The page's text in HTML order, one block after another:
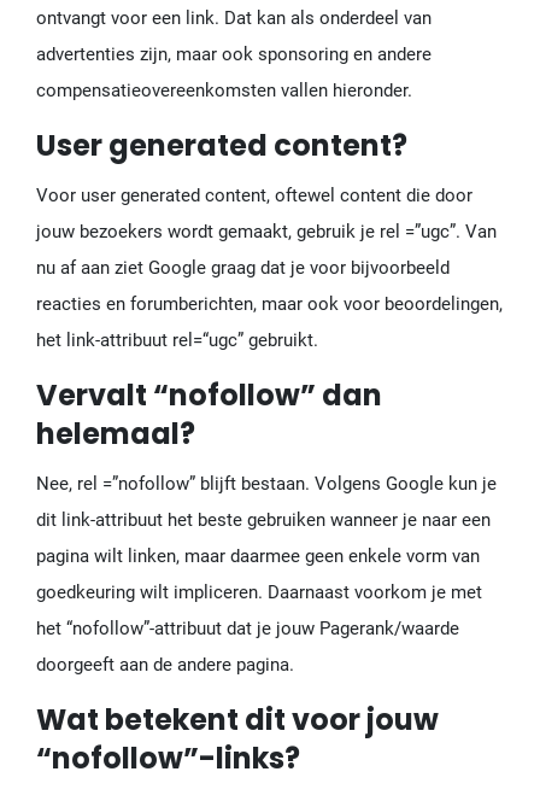
ontvangt voor een link. Dat kan als onderdeel van
advertenties zijn, maar ook sponsoring en andere
compensatieovereenkomsten vallen hieronder.
User generated content?
Voor user generated content, oftewel content die door
jouw bezoekers wordt gemaakt, gebruik je rel =”ugc”. Van
nu af aan ziet Google graag dat je voor bijvoorbeeld
reacties en forumberichten, maar ook voor beoordelingen,
het link-attribuut rel=“ugc” gebruikt.
Vervalt “nofollow” dan
helemaal?
Nee, rel =”nofollow” blijft bestaan. Volgens Google kun je
dit link-attribuut het beste gebruiken wanneer je naar een
pagina wilt linken, maar daarmee geen enkele vorm van
goedkeuring wilt impliceren. Daarnaast voorkom je met
het “nofollow”-attribuut dat je jouw Pagerank/waarde
doorgeeft aan de andere pagina.
Wat betekent dit voor jouw
“nofollow”-links?